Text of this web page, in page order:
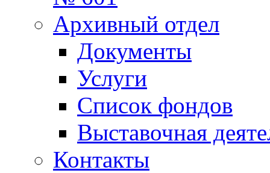
Архивный отдел
Документы
Услуги
Список фондов
Выставочная
Контакты